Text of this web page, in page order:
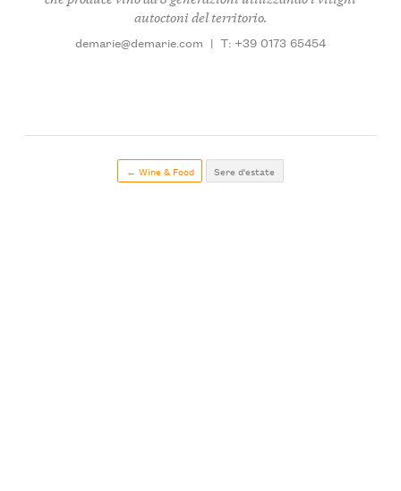
autoctoni del territorio.
demarie@demarie.com | T: +39 0173 65454
← Wine & Food Sere d'estate